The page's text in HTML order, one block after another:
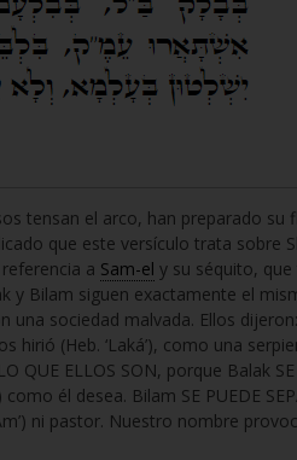
tensan el arco, han preparado su
que este versículo trata sobre
a Sam-el y su séquito,
y Bilam siguen exactamente el
sociedad malvada. Ellos dijeron:
hirió (Heb. ‘Laká’), como una
ELLOS SON, porque Balak SE
él desea. Bilam SE PUEDE
ni pastor. Nuestro nombre